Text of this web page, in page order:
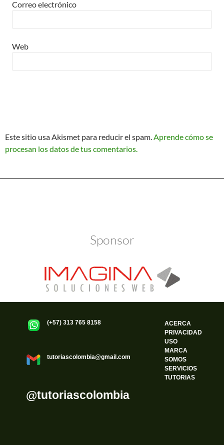
Correo electrónico
Web
Este sitio usa Akismet para reducir el spam.Aprende cómo se
procesan los datos de tus comentarios.
Sponsor
(+57) 313 765 8158
tutoriascolombia@gmail.com
@tutoriascolombia
ACERCA
PRIVACIDAD
USO
MARCA
SOMOS
SERVICIOS
TUTORIAS